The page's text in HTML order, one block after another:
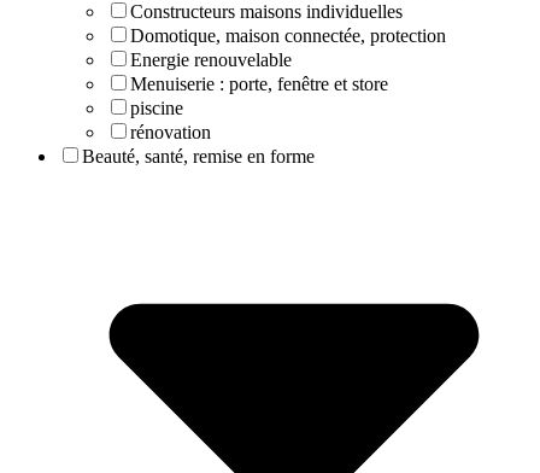
Constructeurs maisons individuelles
Domotique, maison connectée, protection
Energie renouvelable
Menuiserie : porte, fenêtre et store
piscine
rénovation
Beauté, santé, remise en forme